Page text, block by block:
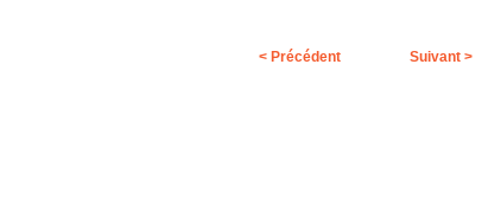
< Précédent
Suivant >